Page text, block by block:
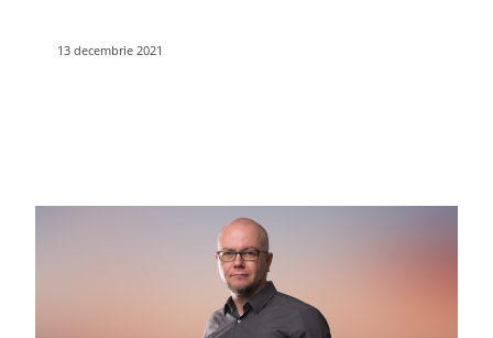
13 decembrie 2021